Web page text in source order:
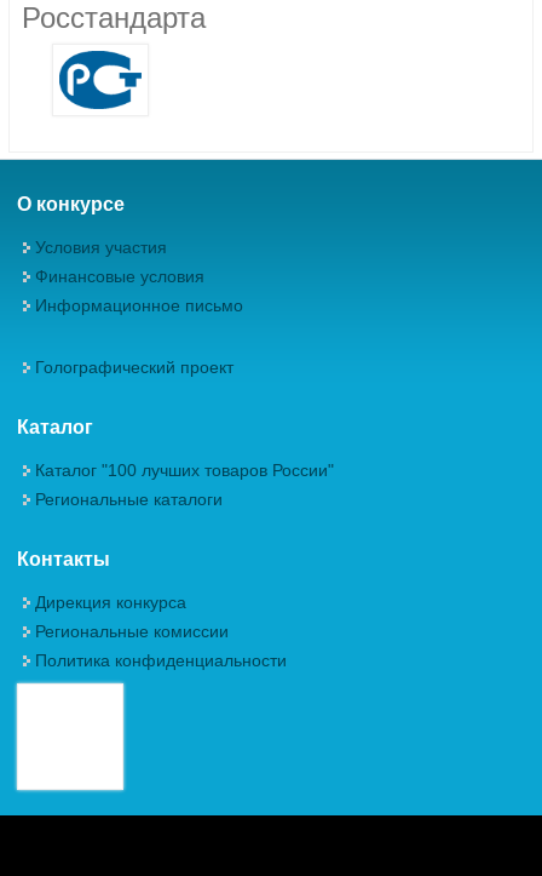
Росстандарта
О конкурсе
Условия участия
Финансовые условия
Информационное письмо
Голографический проект
Каталог
Каталог "100 лучших товаров России"
Региональные каталоги
Контакты
Дирекция конкурса
Региональные комиссии
Политика конфиденциальности